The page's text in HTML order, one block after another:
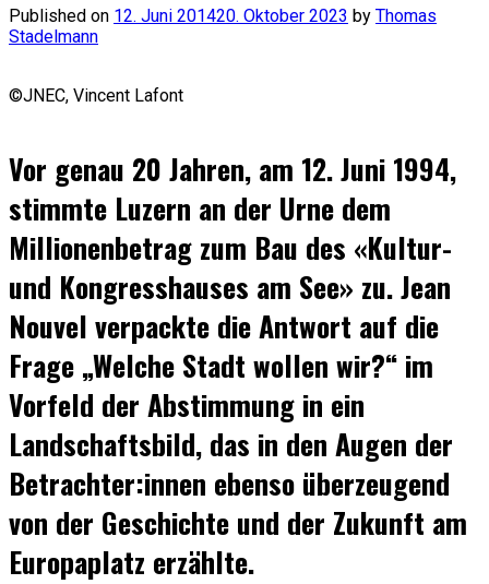
Published on 12. Juni 201420. Oktober 2023 by Thomas
Stadelmann
©JNEC, Vincent Lafont
Vor genau 20 Jahren, am 12. Juni 1994,
stimmte Luzern an der Urne dem
Millionenbetrag zum Bau des «Kultur-
und Kongresshauses am See» zu. Jean
Nouvel verpackte die Antwort auf die
Frage „Welche Stadt wollen wir?“ im
Vorfeld der Abstimmung in ein
Landschaftsbild, das in den Augen der
Betrachter:innen ebenso überzeugend
von der Geschichte und der Zukunft am
Europaplatz erzählte.